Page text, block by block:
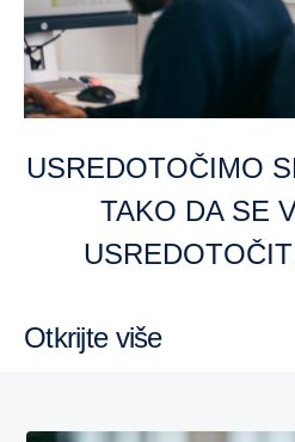
USREDOTOČIMO SE NA PODATKE,
TAKO DA SE
Otkrijte više